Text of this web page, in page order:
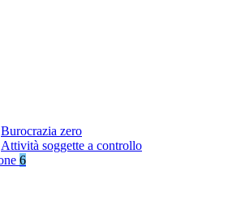
Burocrazia zero
Attività soggette a controllo
6